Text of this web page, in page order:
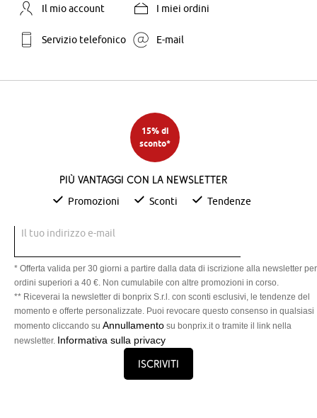
Il mio account I miei ordini
Servizio telefonico E-mail
15% di
sconto*
Più vantaggi con la newsletter
Promozioni Sconti Tendenze
Il tuo indirizzo e-mail
* Offerta valida per 30 giorni a partire dalla data di iscrizione alla newsletter per
ordini superiori a 40 €. Non cumulabile con altre promozioni in corso.
** Riceverai la newsletter di bonprix S.r.l. con sconti esclusivi, le tendenze del
momento e offerte personalizzate. Puoi revocare questo consenso in qualsiasi
momento cliccando su Annullamento su bonprix.it o tramite il link nella
newsletter. Informativa sulla privacy
Iscriviti